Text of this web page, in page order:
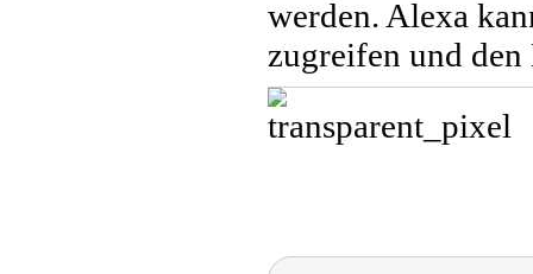
werden. Alexa
zugreifen und den